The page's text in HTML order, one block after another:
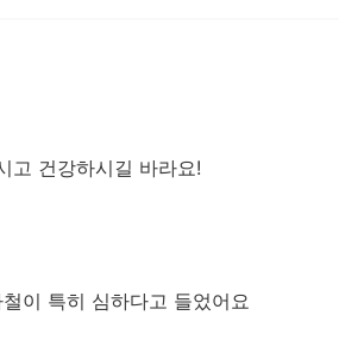
고 건강하시길 바라요!
이 특히 심하다고 들었어요